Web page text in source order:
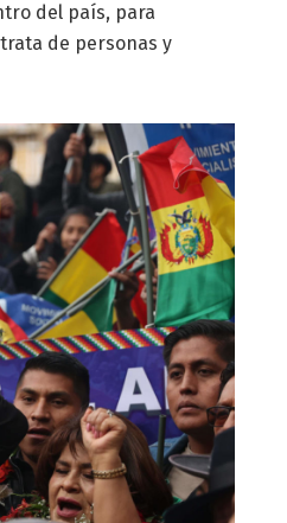
del país, para
de personas y